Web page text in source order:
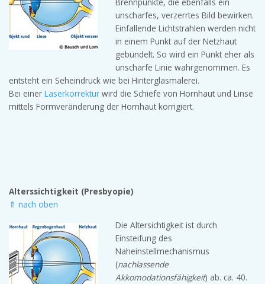
Brennpunkte, die ebenfalls ein
unscharfes, verzerrtes Bild bewirken.
Einfallende Lichtstrahlen werden nicht
in einem Punkt auf der Netzhaut
gebündelt. So wird ein Punkt eher als
unscharfe Linie wahrgenommen. Es
entsteht ein Seheindruck wie bei Hinterglasmalerei.
Bei einer Laserkorrektur wird die Schiefe von Hornhaut und Linse
mittels Formveränderung der Hornhaut korrigiert.
Alterssichtigkeit (Presbyopie)
⇑ nach oben
Die Altersichtigkeit ist durch
Einsteifung des
Naheinstellmechanismus
(nachlassende
Akkomodationsfähigkeit) ab. ca. 40.